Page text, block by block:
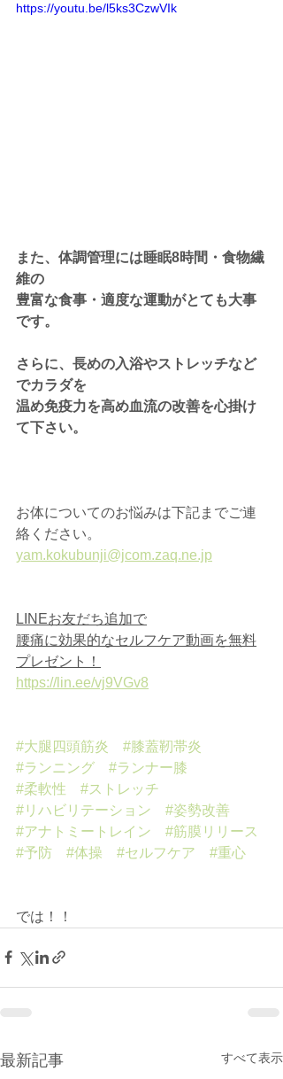
https://youtu.be/l5ks3CzwVIk
また、体調管理には睡眠8時間・食物繊
維の
豊富な食事・適度な運動がとても大事
です。
さらに、長めの入浴やストレッチなど
でカラダを
温め免疫力を高め血流の改善を心掛け
て下さい。
お体についてのお悩みは下記までご連
絡ください。
yam.kokubunji@jcom.zaq.ne.jp
LINEお友だち追加で
腰痛に効果的なセルフケア動画を無料
プレゼント！
https://lin.ee/vj9VGv8
#大腿四頭筋炎
#膝蓋靭帯炎
#ランニング
#ランナー膝
#柔軟性
#ストレッチ
#リハビリテーション
#姿勢改善
#アナトミートレイン
#筋膜リリース
#予防
#体操 #セルフケア #重心
では！！
最新記事 すべて表示